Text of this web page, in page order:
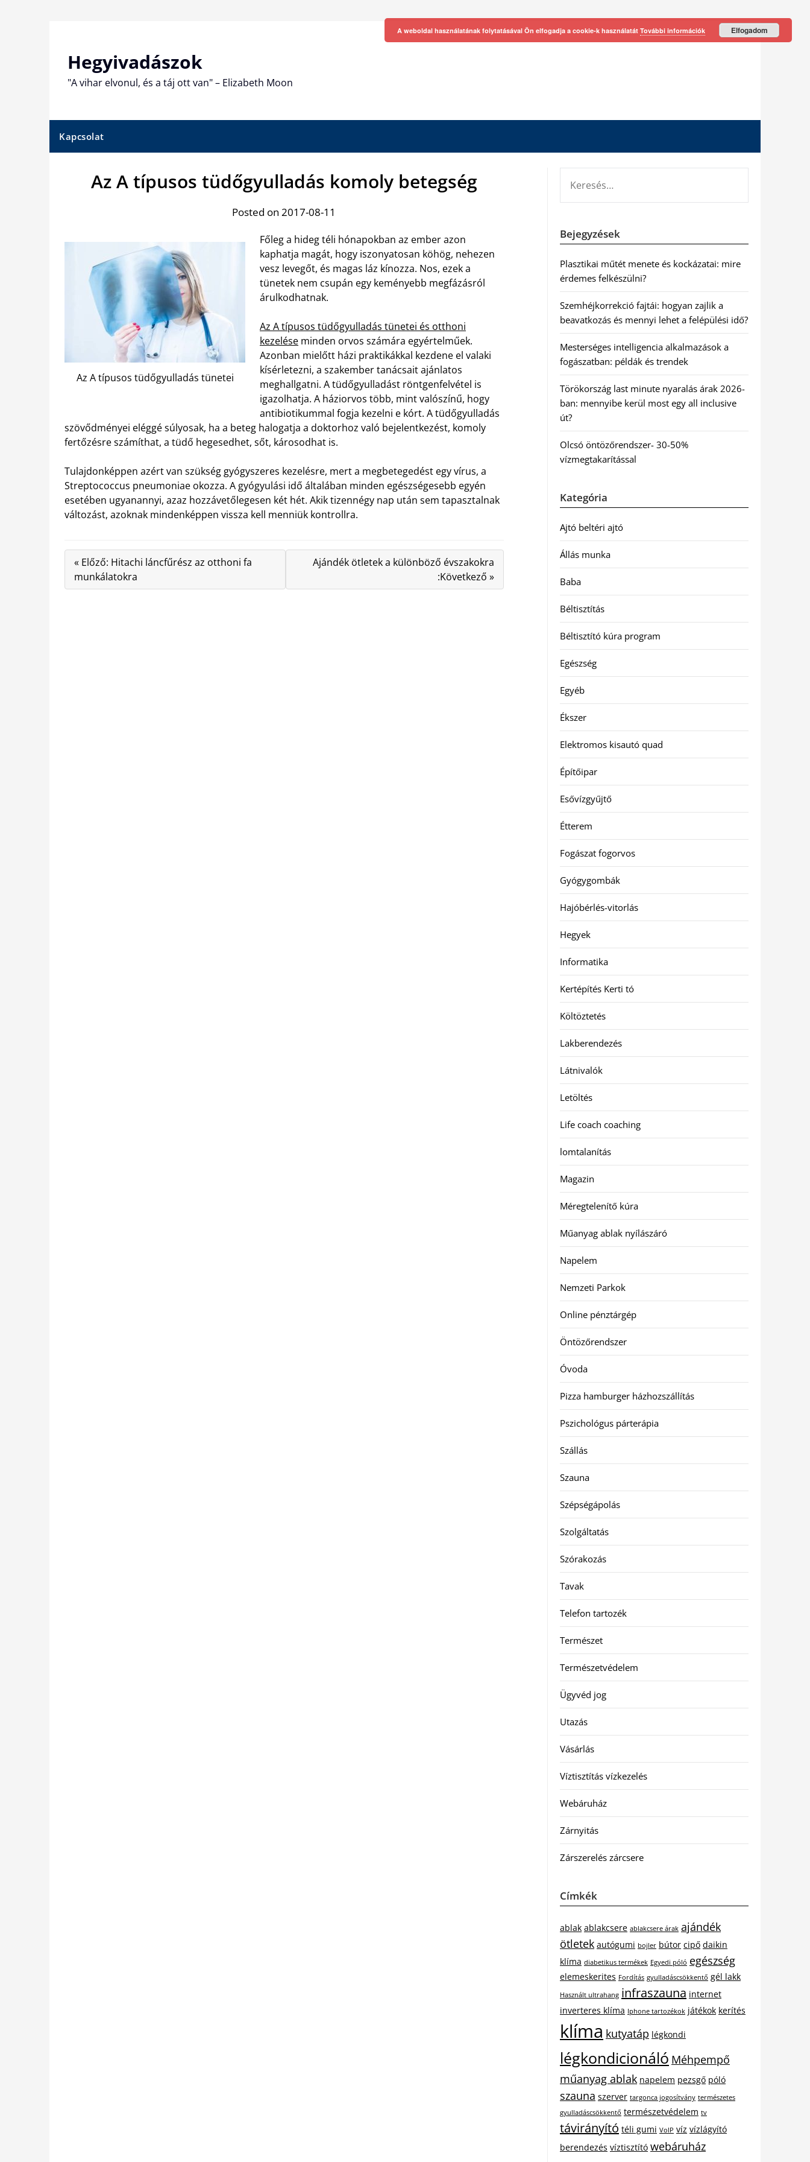
Hegyivadászok
"A vihar elvonul, és a táj ott van" – Elizabeth Moon
Kapcsolat
Az A típusos tüdőgyulladás komoly betegség
Posted on 2017-08-11
Az A típusos tüdőgyulladás tünetei
Főleg a hideg téli hónapokban az ember azon
kaphatja magát, hogy iszonyatosan köhög, nehezen
vesz levegőt, és magas láz kínozza. Nos, ezek a
tünetek nem csupán egy keményebb megfázásról
árulkodhatnak.
Az A típusos tüdőgyulladás tünetei és otthoni
kezelése minden orvos számára egyértelműek.
Azonban mielőtt házi praktikákkal kezdene el valaki
kísérletezni, a szakember tanácsait ajánlatos
meghallgatni. A tüdőgyulladást röntgenfelvétel is
igazolhatja. A háziorvos több, mint valószínű, hogy
antibiotikummal fogja kezelni e kórt. A tüdőgyulladás
szövődményei eléggé súlyosak, ha a beteg halogatja a doktorhoz való bejelentkezést, komoly
fertőzésre számíthat, a tüdő hegesedhet, sőt, károsodhat is.
Tulajdonképpen azért van szükség gyógyszeres kezelésre, mert a megbetegedést egy vírus, a
Streptococcus pneumoniae okozza. A gyógyulási idő általában minden egészségesebb egyén
esetében ugyanannyi, azaz hozzávetőlegesen két hét. Akik tizennégy nap után sem tapasztalnak
változást, azoknak mindenképpen vissza kell menniük kontrollra.
« Előző: Hitachi láncfűrész az otthoni fa
munkálatokra
Ajándék ötletek a különböző évszakokra
:Következő »
Bejegyzések
Plasztikai műtét menete és kockázatai: mire
érdemes felkészülni?
Szemhéjkorrekció fajtái: hogyan zajlik a
beavatkozás és mennyi lehet a felépülési idő?
Mesterséges intelligencia alkalmazások a
fogászatban: példák és trendek
Törökország last minute nyaralás árak 2026-
ban: mennyibe kerül most egy all inclusive
út?
Olcsó öntözőrendszer- 30-50%
vízmegtakarítással
Kategória
Ajtó beltéri ajtó
Állás munka
Baba
Béltisztítás
Béltisztító kúra program
Egészség
Egyéb
Ékszer
Elektromos kisautó quad
Építőipar
Esővízgyűjtő
Étterem
Fogászat fogorvos
Gyógygombák
Hajóbérlés-vitorlás
Hegyek
Informatika
Kertépítés Kerti tó
Költöztetés
Lakberendezés
Látnivalók
Letöltés
Life coach coaching
lomtalanítás
Magazin
Méregtelenítő kúra
Műanyag ablak nyílászáró
Napelem
Nemzeti Parkok
Online pénztárgép
Öntözőrendszer
Óvoda
Pizza hamburger házhozszállítás
Pszichológus párterápia
Szállás
Szauna
Szépségápolás
Szolgáltatás
Szórakozás
Tavak
Telefon tartozék
Természet
Természetvédelem
Ügyvéd jog
Utazás
Vásárlás
Víztisztítás vízkezelés
Webáruház
Zárnyitás
Zárszerelés zárcsere
Címkék
ablak ablakcsere ablakcsere árak ajándék
ötletek autógumi bojler bútor cipő daikin
klíma diabetikus termékek Egyedi póló egészség
elemeskerites Fordítás gyulladáscsökkentő gél lakk
Használt ultrahang infraszauna internet
inverteres klíma Iphone tartozékok játékok kerítés
klíma kutyatáp légkondi
légkondicionáló Méhpempő
műanyag ablak napelem pezsgő póló
szauna szerver targonca jogosítvány természetes
gyulladáscsökkentő természetvédelem tv
távirányító téli gumi VoIP víz vízlágyító
berendezés víztisztító webáruház
A weboldal használatának folytatásával Ön elfogadja a cookie-k használatát További információk Elfogadom